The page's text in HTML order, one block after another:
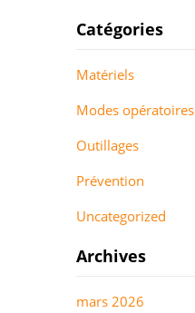
Catégories
Matériels
Modes opératoires
Outillages
Prévention
Uncategorized
Archives
mars 2026